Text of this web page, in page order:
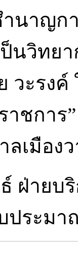
นาญก
นวิทย
วะรง
าชกา
ลเมือง
ฝ่ายบ
ประมา